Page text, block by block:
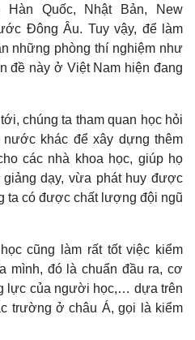
Thị trường
Giá vàng
Tiêu dùng
Tỷ giá
Chứng khoán
Giá cà phê
Quốc, Nhật Bản, New
Đông Âu. Tuy vậy, để làm
những phòng thí nghiệm như
đề này ở Việt Nam hiện đang
chúng ta tham quan học hỏi
khác để xây dựng thêm
các nhà khoa học, giúp họ
dạy, vừa phát huy được
ta có được chất lượng đội ngũ
cũng làm rất tốt việc kiểm
mình, đó là chuẩn đầu ra, cơ
lực của người học,… dựa trên
trường ở châu Á, gọi là kiểm